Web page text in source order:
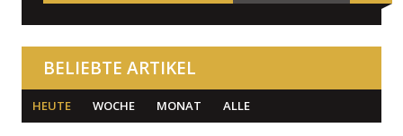
BELIEBTE ARTIKEL
HEUTE WOCHE MONAT ALLE